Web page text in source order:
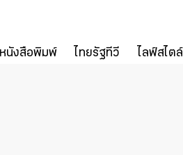
หนังสือพิมพ์ ไทยรัฐทีวี ไลฟ์สไตล์